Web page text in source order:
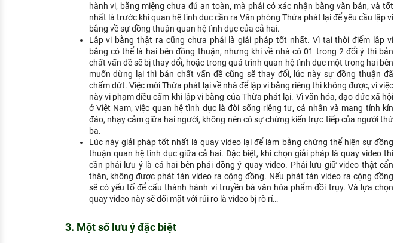
hành vi, bằng miệng chưa đủ an toàn, mà phải có xác nhận bằng văn bản, và tốt
nhất là trước khi quan hệ tình dục cần ra Văn phòng Thừa phát lại để yêu cầu lập vi
bằng về sự đồng thuận quan hệ tình dục của cả hai.
Lập vi bằng thật ra cũng chưa phải là giải pháp tốt nhất. Vì tại thời điểm lập vi
bằng có thể là hai bên đồng thuận, nhưng khi về nhà có 01 trong 2 đổi ý thì bản
chất vấn đề sẽ bị thay đổi, hoặc trong quá trình quan hệ tình dục một trong hai bên
muốn dừng lại thì bản chất vấn đề cũng sẽ thay đổi, lúc này sự đồng thuận đã
chấm dứt. Việc mời Thừa phát lại về nhà để lập vi bằng riêng thì không được, vì việc
này vi phạm điều cấm khi lập vi bằng của Thừa phát lại. Vì văn hóa, đạo đức xã hội
ở Việt Nam, việc quan hệ tình dục là đời sống riêng tư, cá nhân và mang tính kín
đáo, nhạy cảm giữa hai người, không nên có sự chứng kiến trực tiếp của người thứ
ba.
Lúc này giải pháp tốt nhất là quay video lại để làm bằng chứng thể hiện sự đồng
thuận quan hệ tình dục giữa cả hai. Đặc biệt, khi chọn giải pháp là quay video thì
cần phải lưu ý là cả hai bên phải đồng ý quay video. Phải lưu giữ video thật cẩn
thận, không được phát tán video ra cộng đồng. Nếu phát tán video ra cộng đồng
sẽ có yếu tố để cấu thành hành vi truyền bá văn hóa phẩm đồi trụy. Và lựa chọn
quay video này sẽ đối mặt với rủi ro là video bị rò rỉ…
3. Một số lưu ý đặc biệt